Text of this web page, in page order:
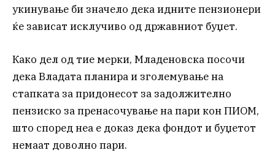
укинување би значело дека идните пензионери
ќе зависат исклучиво од државниот буџет.
Како дел од тие мерки, Младеновска посочи
дека Владата планира и зголемување на
стапката за придонесот за задолжително
пензиско за пренасочување на пари кон ПИОМ,
што според неа е доказ дека фондот и буџетот
немаат доволно пари.